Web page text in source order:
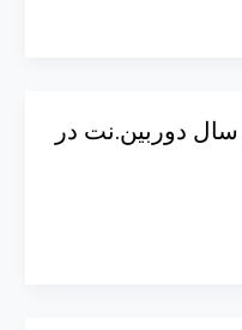
دوربین.نت در